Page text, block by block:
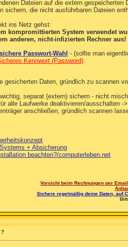
Dateien auf die extern
sichern, die nicht ausführbaren Dateien
ins Netz gehst:
kompromittierten System verwendet
anderen, nicht-infizierten Rechner aus!
Passwort-Wahl - (sollte man
Kennwort (Password)
gesicherten Daten, gründlich zu scannen
separat (extern) sichern - nicht
alle Laufwerke deaktivieren/ausschalten ->
anschließen, gründlich scannen
+ Absicherung
beachten?/computerleben.net
Vorsicht beim Rechnungen per
Sichere regelmäßig deine Daten, auf